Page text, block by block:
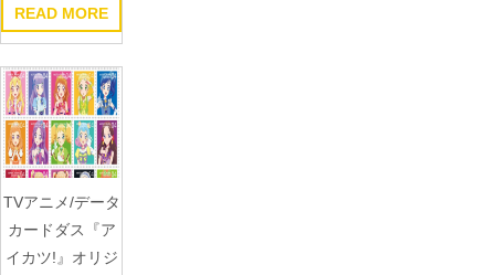
READ MORE
TVアニメ/データ
カードダス『ア
イカツ!』オリジ